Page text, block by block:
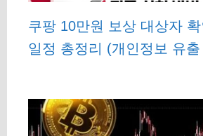
쿠팡 10만원 보상 대상자
일정 총정리 (개인정보 유